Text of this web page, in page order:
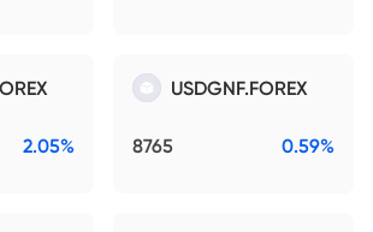
2.05%
USDGNF.FOREX
8765 0.59%